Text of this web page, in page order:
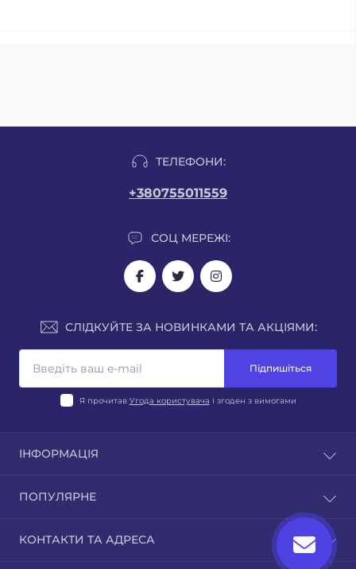
ТЕЛЕФОНИ:
+380755011559
СОЦ МЕРЕЖІ:
СЛІДКУЙТЕ ЗА НОВИНКАМИ ТА АКЦІЯМИ:
Підпишіться
Я прочитав Угода користувача і згоден з вимогами
ІНФОРМАЦІЯ
Відгуки
Повернення товару
ПОПУЛЯРНЕ
Стерилізаційне, дезінфекційне, очисне обладнання
Бактерицидні лампи, опромінювачі, рециркулятори,
КОНТАКТИ ТА АДРЕСА